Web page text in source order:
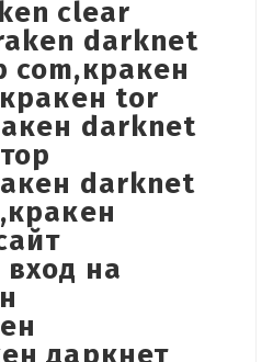
clear
darknet
com,кракен
tor
darknet
darknet
на
даркнет